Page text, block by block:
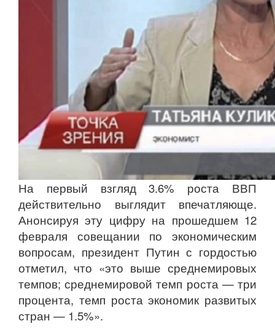
На первый взгляд 3.6% роста ВВП
действительно выглядит впечатляюще.
Анонсируя эту цифру на прошедшем 12
февраля совещании по экономическим
вопросам, президент Путин с гордостью
отметил, что «это выше среднемировых
темпов; среднемировой темп роста — три
процента, темп роста экономик развитых
стран — 1.5%».